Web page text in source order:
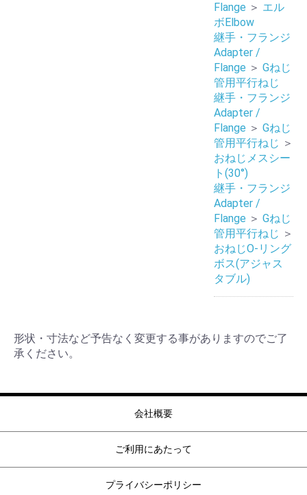
Flange ＞ エル
ボElbow
継手・フランジ
Adapter /
Flange ＞ Gねじ
管用平行ねじ
継手・フランジ
Adapter /
Flange ＞ Gねじ
管用平行ねじ ＞
おねじメスシー
ト(30°)
継手・フランジ
Adapter /
Flange ＞ Gねじ
管用平行ねじ ＞
おねじO-リング
ボス(アジャス
タブル)
形状・寸法など予告なく変更する事がありますのでご了
承ください。
会社概要
ご利用にあたって
プライバシーポリシー